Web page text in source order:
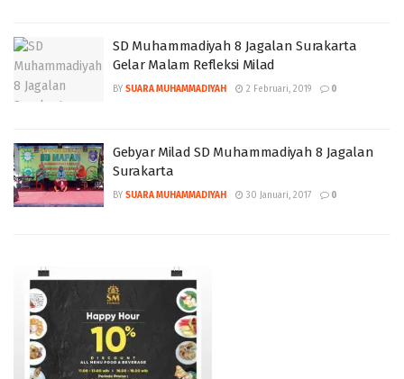
SD Muhammadiyah 8 Jagalan Surakarta
Gelar Malam Refleksi Milad
BY SUARA MUHAMMADIYAH 2 Februari, 2019 0
Gebyar Milad SD Muhammadiyah 8 Jagalan
Surakarta
BY SUARA MUHAMMADIYAH 30 Januari, 2017 0